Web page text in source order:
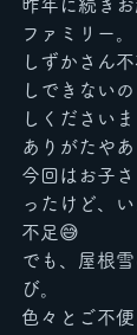
昨年に続き
ファミリー。
しずかさん
しできない
しくださいま
ありがたや
今回はお子
ったけど、
不足😅
でも、屋根
び。
色々とご不